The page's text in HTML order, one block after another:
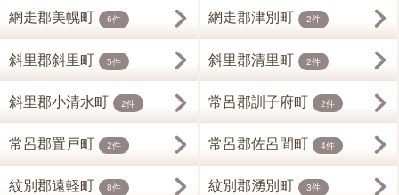
網走郡美幌町 6件 網走郡津別町 2件
斜里郡斜里町 5件 斜里郡清里町 2件
斜里郡小清水町 2件 常呂郡訓子府町 2件
常呂郡置戸町 2件 常呂郡佐呂間町 4件
紋別郡遠軽町 8件 紋別郡湧別町 3件